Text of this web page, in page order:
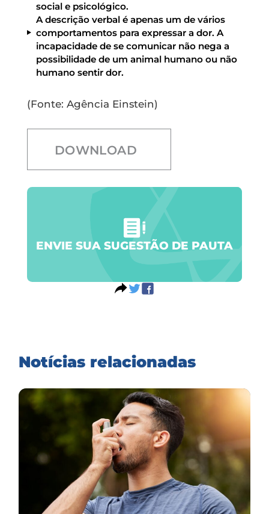
social e psicológico.
A descrição verbal é apenas um de vários
comportamentos para expressar a dor. A
incapacidade de se comunicar não nega a
possibilidade de um animal humano ou não
humano sentir dor.
(Fonte: Agência Einstein)
DOWNLOAD
ENVIE SUA SUGESTÃO DE PAUTA
Notícias relacionadas